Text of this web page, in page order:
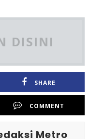
DISINI
SHARE
COMMENT
Metro